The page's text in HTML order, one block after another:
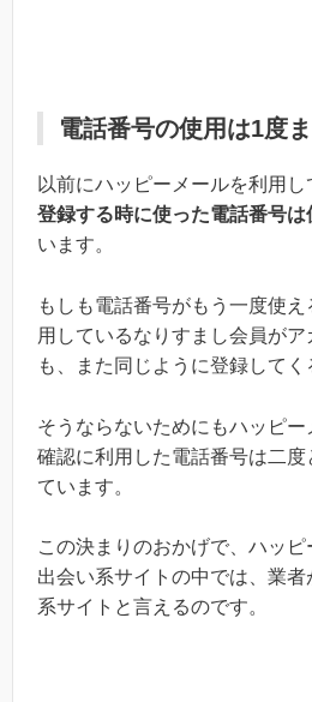
電話番号の使用は1度
以前にハッピーメールを利用し
登録する時に使った電話番号は
います。
もしも電話番号がもう一度使
用しているなりすまし会員が
も、また同じように登録してく
そうならないためにもハッピー
確認に利用した電話番号は二
ています。
この決まりのおかげで、ハッピ
出会い系サイトの中では、業
系サイトと言えるのです。